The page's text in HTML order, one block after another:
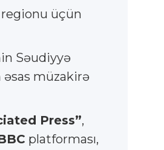
regionu üçün
Səudiyyə
əsas müzakirə
Press”,
platforması,